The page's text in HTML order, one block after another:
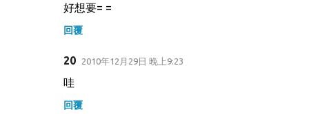
好想要= =
回覆
20 2010年12月29日 晚上9:23
哇
回覆